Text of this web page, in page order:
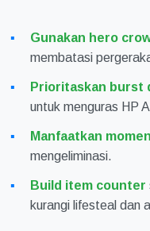
Gunakan hero
membatasi
Prioritaskan burst
untuk menguras HP
Manfaatkan
mengeliminasi.
Build item counter
kurangi lifesteal dan